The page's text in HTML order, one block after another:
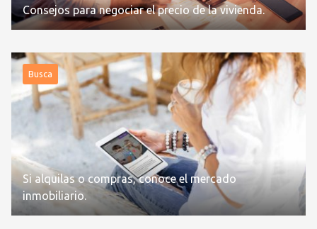
Consejos para negociar el precio de la vivienda.
Busca
Si alquilas o compras, conoce el mercado
inmobiliario.